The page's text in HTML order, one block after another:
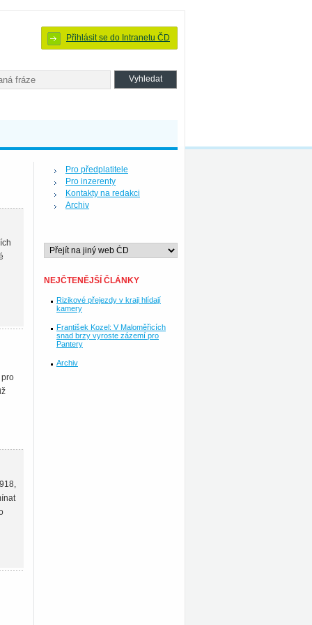
Přihlásit se do Intranetu ČD
pro
Pro předplatitele
Pro inzerenty
Kontakty na redakci
Archiv
NEJČTENĚJŠÍ ČLÁNKY
Rizikové přejezdy v kraji hlídají
kamery
František Kozel: V Maloměřicích
snad brzy vyroste zázemí pro
Pantery
Archiv